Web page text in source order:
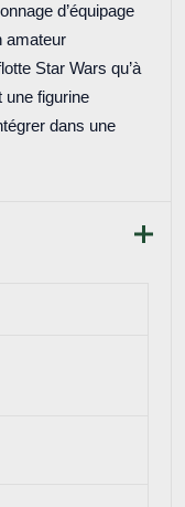
d’équipage
amateur
Star Wars qu’à
une figurine
dans une